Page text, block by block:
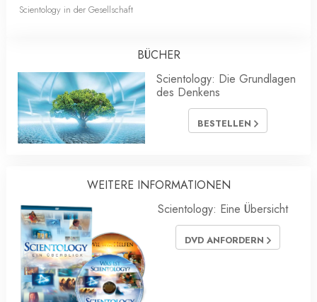
Scientology in der Gesellschaft
BÜCHER
Scientology: Die Grundlagen
des Denkens
BESTELLEN
WEITERE INFORMATIONEN
Scientology: Eine Übersicht
DVD ANFORDERN